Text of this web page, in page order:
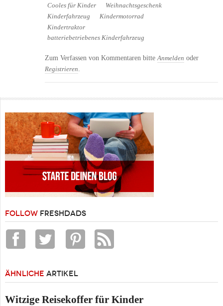
Cooles für Kinder
Weihnachtsgeschenk
Kinderfahrzeug
Kindermotorrad
Kindertraktor
batteriebetriebenes Kinderfahrzeug
Zum Verfassen von Kommentaren bitte Anmelden oder
Registrieren
FOLLOW FRESHDADS
ÄHNLICHE ARTIKEL
Witzige Reisekoffer für Kinder